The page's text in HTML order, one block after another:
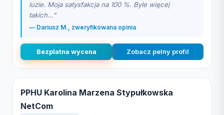
luzie. Moja satysfakcja na 100 %. Byle więcej
takich..."
— Dariusz M., zweryfikowana opinia
Bezplatna wycena Zobacz pelny profil
PPHU Karolina Marzena Stypułkowska
NetCom